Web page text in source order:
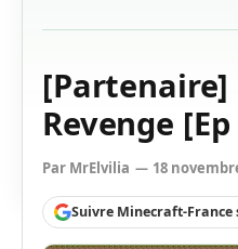
[Partenaire]
Revenge
Par MrElvilia 18
Suivre Minecraft-France